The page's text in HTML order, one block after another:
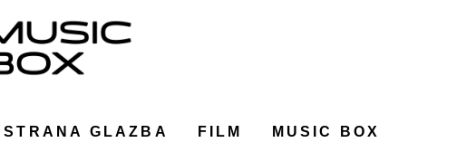
STRANA GLAZBA FILM MUSIC BOX